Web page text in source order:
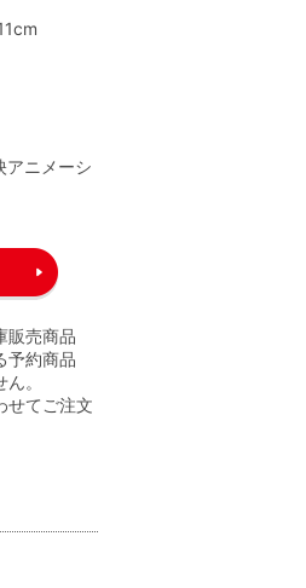
アニメーシ
販売商品
予約商品
。
せてご注文